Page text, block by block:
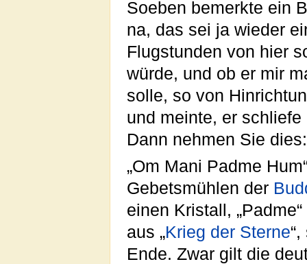
Soeben bemerkte ein
na, das sei ja wieder
Flugstunden von hier
würde, und ob er mir
solle, so von
und meinte, er
Dann nehmen Sie dies:
„Om Mani Padme
Gebetsmühlen der
einen Kristall,
aus „Krieg der Sterne
Ende. Zwar gilt die